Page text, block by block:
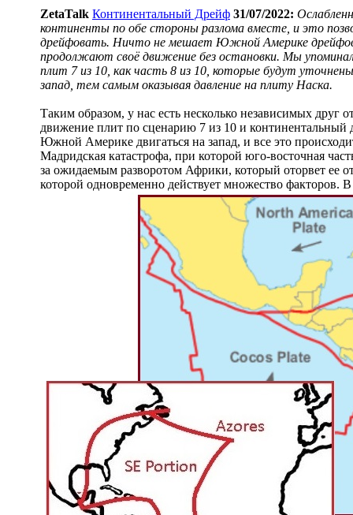
ZetaTalk Континентальный Дрейф 31/07/2022:
континенты по обе стороны разлома вместе, и это
дрейфовать. Ничто не мешает Южной Америке
продолжают своё движение без остановки. Мы
плит 7 из 10, как часть 8 из 10, которые будут
запад, тем самым оказывая давление на плиту Наска.
Таким образом, у нас есть несколько независимых друг
движение плит по сценарию 7 из 10 и континентальный
Южной Америке двигаться на запад, и все это
Мадридская катастрофа, при которой юго-восточная
за ожидаемым разворотом Африки, который оторвет ее
которой одновременно действует множество факторов.